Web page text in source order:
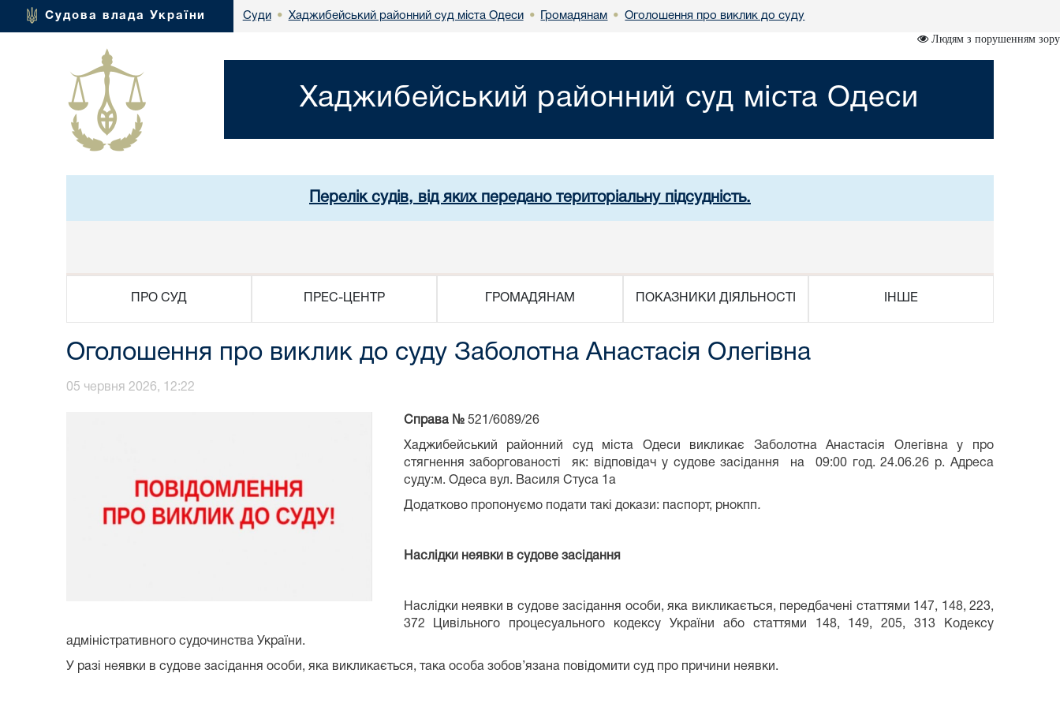
Судова влада України Суди • Хаджибейський районний суд міста Одеси • Громадянам • Оголошення про виклик до суду
Людям з порушенням зору
Хаджибейський районний суд міста Одеси
Перелік судів, від яких передано територіальну підсудність.
ПРО СУД ПРЕС-ЦЕНТР ГРОМАДЯНАМ ПОКАЗНИКИ ДІЯЛЬНОСТІ ІНШЕ
Оголошення про виклик до суду Заболотна Анастасія Олегівна
05 червня 2026, 12:22
Справа № 521/6089/26
Хаджибейський районний суд міста Одеси викликає Заболотна Анастасія Олегівна у про
стягнення заборгованості як: відповідач у судове засідання
на 09:00 год. 24.06.26 р. Адреса
суду:м. Одеса вул. Василя Стуса 1а
Додатково пропонуємо подати такі докази: паспорт, рнокпп.
Наслідки неявки в судове засідання
Наслідки неявки в судове засідання особи, яка викликається, передбачені статтями 147, 148, 223,
372 Цивільного процесуального кодексу України або статтями 148, 149, 205, 313 Кодексу
адміністративного судочинства України.
У разі неявки в судове засідання особи, яка викликається, така особа зобов’язана повідомити суд про причини неявки.